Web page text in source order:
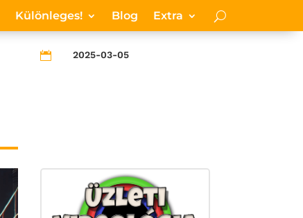
Különleges! Blog Extra
 2025-03-05